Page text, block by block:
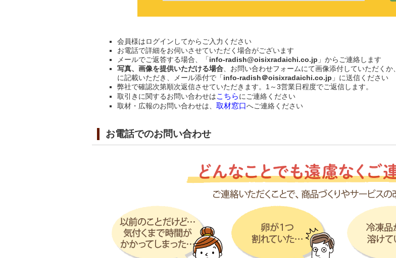
会員様はログインしてからご入力ください
お電話で詳細をお伺いさせていただく場合がございます
メールでご返答する場合、「info-radish@oisixradaichi.co.jp 」からご連絡します
写真、画像を提供いただける場合 、お問い合わせフォームにて画像添付していただく
に記載いただき、メール添付で「info-radish＠oisixradaichi.co.jp 」に送信ください
弊社で確認次第順次返信させていただきます。1～3営業日程度でご返信します。
取引きに関するお問い合わせはこちらにご連絡ください
取材・広報のお問い合わせは、 取材窓口へご連絡ください
お電話でのお問い合わせ